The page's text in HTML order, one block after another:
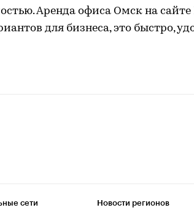
Аренда офиса Омск на сайте
для бизнеса, это быстро,
сети Новости регионов